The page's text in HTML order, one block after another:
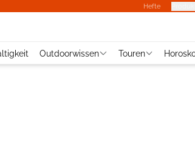
Hefte
Outdoorwissen Touren